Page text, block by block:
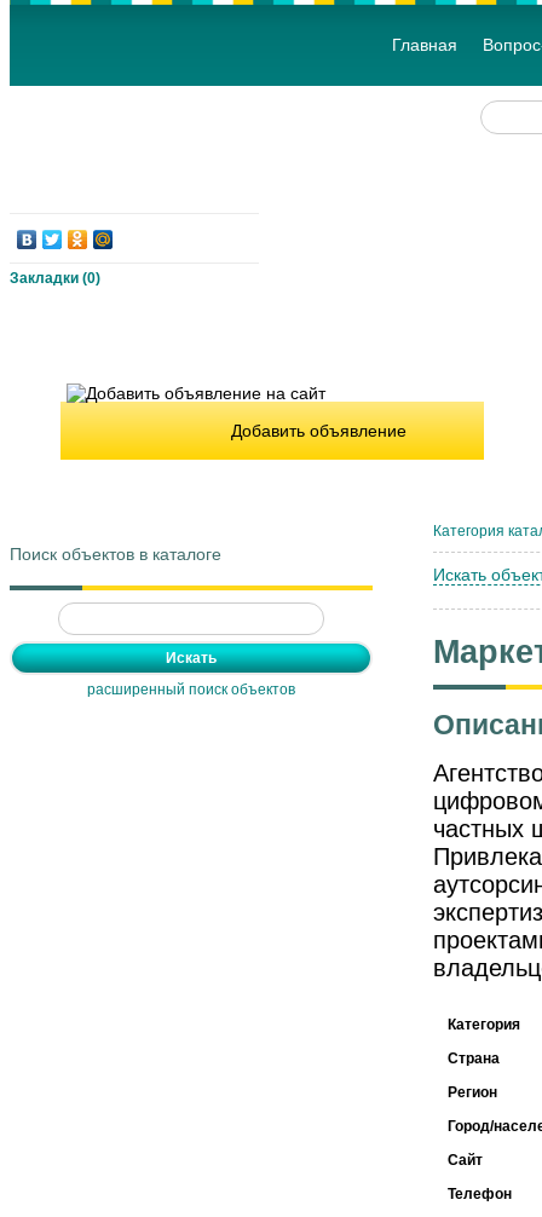
Главная
Закладки (0)
Добавить объявление
Поиск объектов в каталоге
расширенный поиск объектов
Категория
Искать
частных
Категория
Страна
Регион
Город/
Сайт
Телефон